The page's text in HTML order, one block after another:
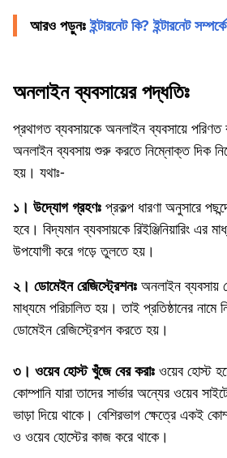
আরও পড়ুনঃইন্টারনেট কি? ইন্টারনেট
অনলাইন ব্যবসায়ের পদ্ধতিঃ
প্রথাগত ব্যবসায়কে অনলাইন ব্যবসায়ে
অনলাইন ব্যবসায় শুরু করতে নিম্নোক্ত দিক
হয়। যথাঃ-
১। উদ্যোগ গ্রহণঃ প্রকল্প ধারণা অনুসারে
হবে। বিদ্যমান ব্যবসায়কে রিইঞ্জিনিয়ারিং এর
উপযোগী করে গড়ে তুলতে হয়।
২। ডোমেইন রেজিস্ট্রেশনঃ অনলাইন ব্যবসায়
মাধ্যমে পরিচালিত হয়। তাই প্রতিষ্ঠানের নামে
ডোমেইন রেজিস্ট্রেশন করতে হয়।
৩। ওয়েব হোস্ট খুঁজে বের করাঃ ওয়েব হোস্ট
কোম্পানি যারা তাদের সার্ভার অন্যের ওয়েব
ভাড়া দিয়ে থাকে। বেশিরভাগ ক্ষেত্রে একই
ও ওয়েব হোস্টের কাজ করে থাকে।